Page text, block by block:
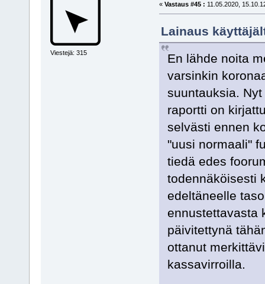
Viestejä: 315
« Vastaus #45 : 11.05.2020,
Lainaus
En lähde noita
varsinkin
suuntauksia.
raportti on
selvästi ennen
"uusi normaali"
tiedä edes
todennäköisesti
edeltäneelle
ennustettavasta
päivitettynä
ottanut
kassavirroilla.